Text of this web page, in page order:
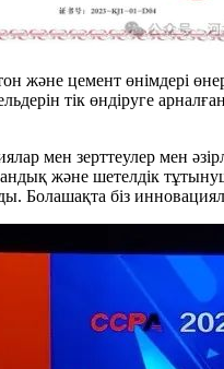
және цемент өнімдері
тік өндіруге
мен зерттеулер мен
және шетелдік
Болашақта біз